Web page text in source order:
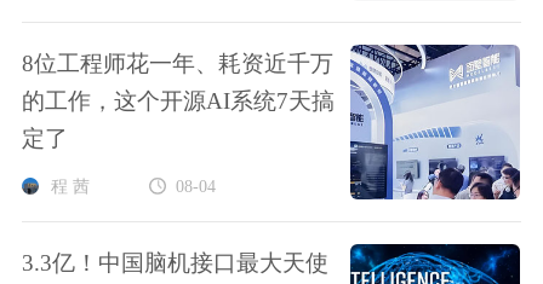
8位工程师花一年、耗资近千万
的工作，这个开源AI系统7天搞
定了
程 茜 08-04
3.3亿！中国脑机接口最大天使